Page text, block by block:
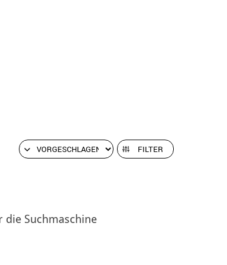
FILTER
die Suchmaschine